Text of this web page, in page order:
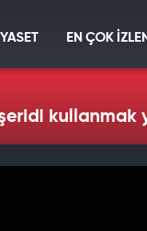
EN ÇOK
kullanmak